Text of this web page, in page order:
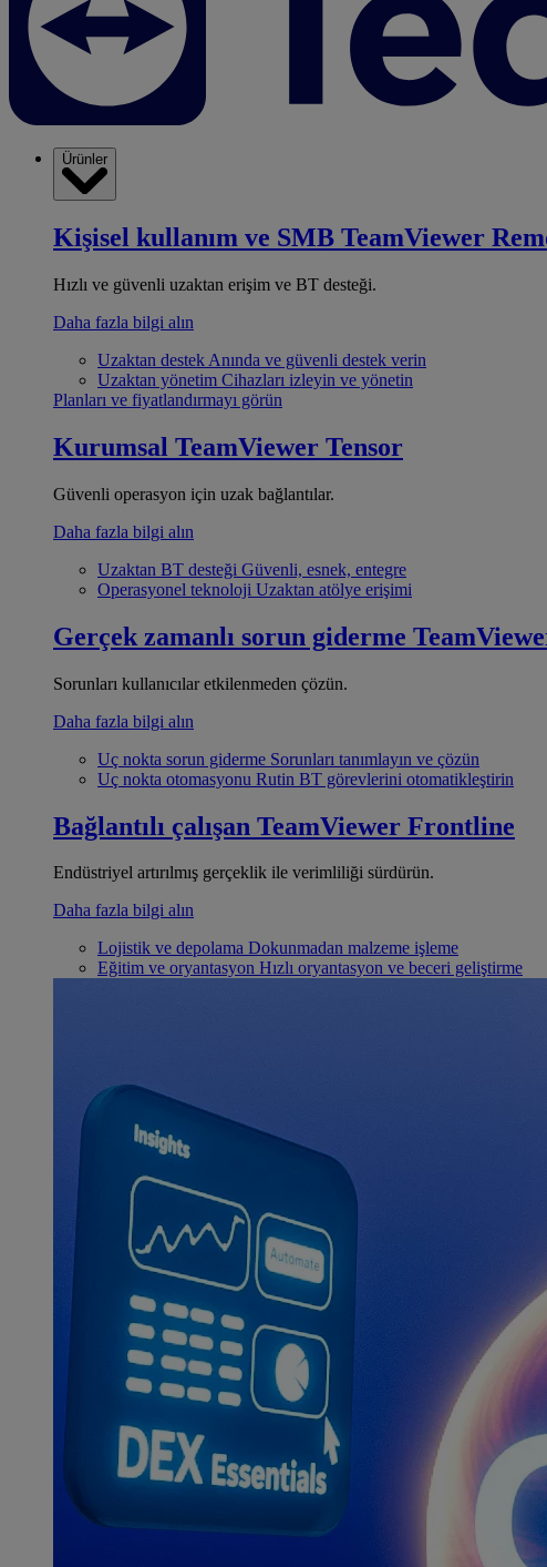
Ürünler
Kişisel kullanım ve SMB TeamViewer
Hızlı ve güvenli uzaktan erişim ve BT desteği.
Daha fazla bilgi alın
Uzaktan destek Anında ve güvenli destek verin
Uzaktan yönetim Cihazları izleyin ve yönetin
Planları ve fiyatlandırmayı görün
Kurumsal TeamViewer Tensor
Güvenli operasyon için uzak bağlantılar.
Daha fazla bilgi alın
Uzaktan BT desteği Güvenli, esnek, entegre
Operasyonel teknoloji Uzaktan atölye erişimi
Gerçek zamanlı sorun giderme
Sorunları kullanıcılar etkilenmeden çözün.
Daha fazla bilgi alın
Uç nokta sorun giderme Sorunları tanımlayın ve çözün
Uç nokta otomasyonu Rutin BT görevlerini otomatikleştirin
Bağlantılı çalışan TeamViewer Frontline
Endüstriyel artırılmış gerçeklik ile verimliliği sürdürün.
Daha fazla bilgi alın
Lojistik ve depolama Dokunmadan malzeme işleme
Eğitim ve oryantasyon Hızlı oryantasyon ve beceri geliştirme